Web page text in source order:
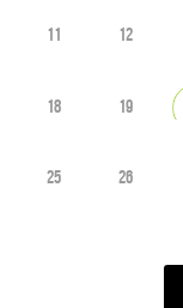
11 12
18 19
25 26